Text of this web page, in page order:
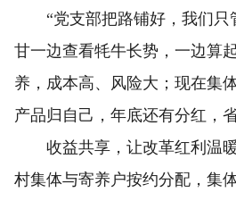
“党支部把路铺好，我们只
甘一边查看牦牛长势，一边算
养，成本高、风险大；现在集
产品归自己，年底还有分红，
收益共享，让改革红利温暖
村集体与寄养户按约分配，集